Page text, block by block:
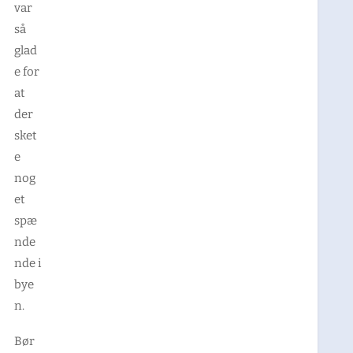
var
så
glad
e for
at
der
sket
e
nog
et
spæ
nde
nde i
bye
n.
Bør